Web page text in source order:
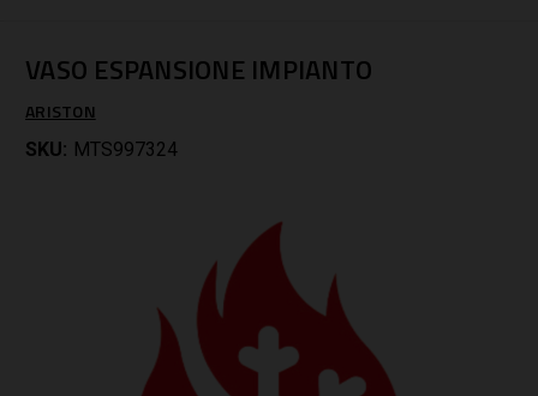
VASO ESPANSIONE IMPIANTO
ARISTON
SKU: MTS997324